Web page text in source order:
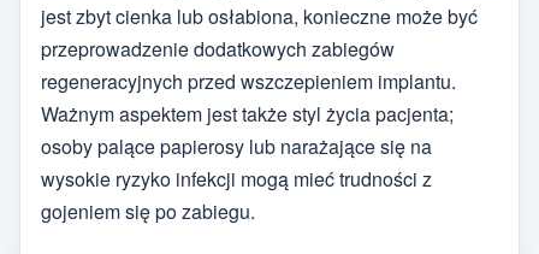
jest zbyt cienka lub osłabiona, konieczne może być
przeprowadzenie dodatkowych zabiegów
regeneracyjnych przed wszczepieniem implantu.
Ważnym aspektem jest także styl życia pacjenta;
osoby palące papierosy lub narażające się na
wysokie ryzyko infekcji mogą mieć trudności z
gojeniem się po zabiegu.